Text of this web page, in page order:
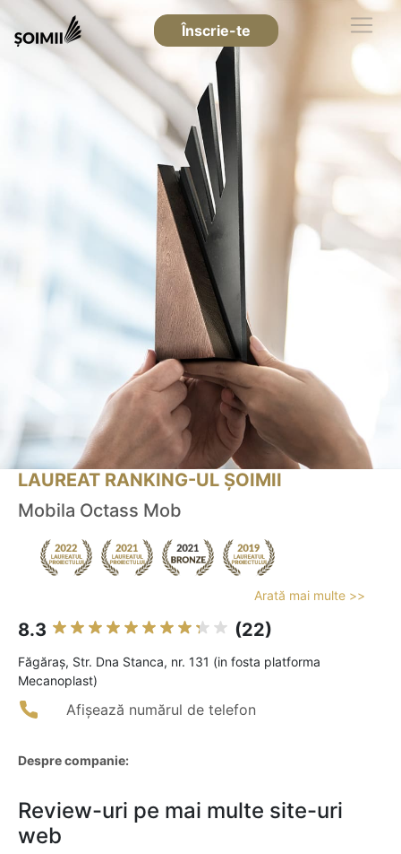
Înscrie-te
LAUREAT RANKING-UL ȘOIMII
Mobila Octass Mob
Arată mai multe >>
8.3 (22)
Făgăraş, Str. Dna Stanca, nr. 131 (in fosta platforma
Mecanoplast)
Afișează numărul de telefon
Despre companie:
Review-uri pe mai multe site-uri
web